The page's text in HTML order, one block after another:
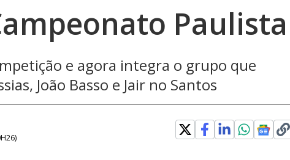
Paulista
e agora integra o grupo que
João Basso e Jair no Santos
)